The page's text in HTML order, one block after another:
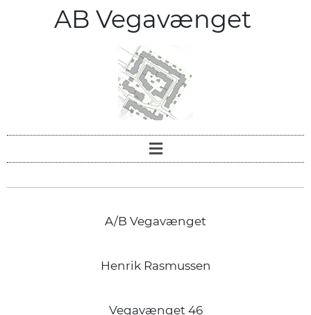
AB Vegavænget
A/B Vegavænget
Henrik Rasmussen
Vegavænget 46